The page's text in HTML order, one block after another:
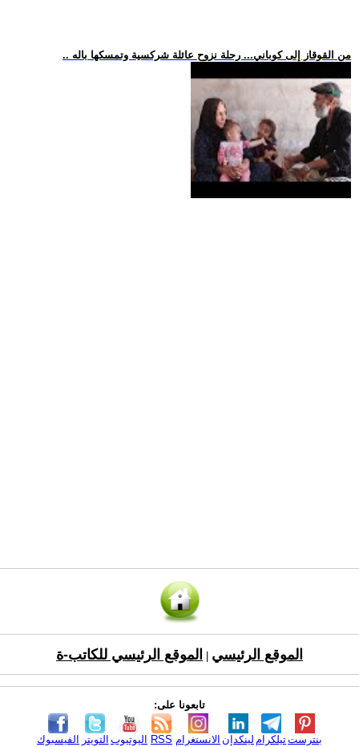
.. من القوقاز إلى كوباني... رحلة نزوح عائلة شركسية وتمسكها باله
الموقع الرئيسي الموقع الرئيسي للكاتب-ة
تابعونا على:
الفيسبوك التويتر اليوتيوب RSS الانستغرام لينكدإن تيلكرامبنترست